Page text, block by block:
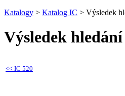
Katalogy > Katalog IC > Výsledek
Výsledek hledání
<< IC 520